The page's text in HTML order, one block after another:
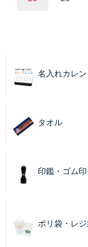
名入れカレ
タオル
印鑑・ゴム印
ポリ袋・レ